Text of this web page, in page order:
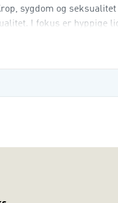
sygdom og
I fokus er hyppige